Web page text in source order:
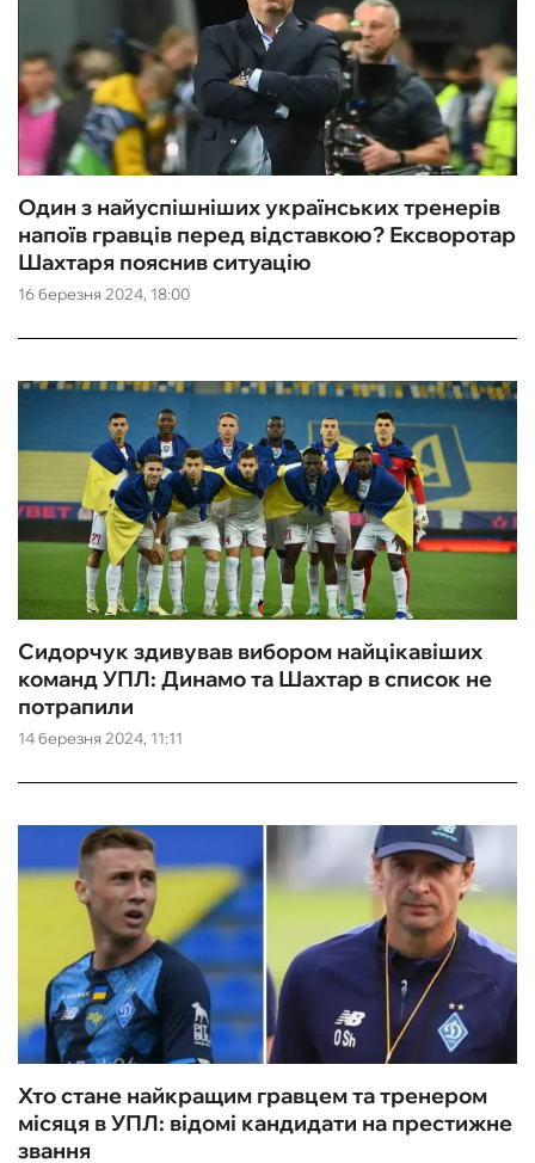
16 березня 2024, 18:00
Один з найуспішніших українських тренерів
напоїв гравців перед відставкою? Ексворотар
Шахтаря пояснив ситуацію
14 березня 2024, 11:11
Сидорчук здивував вибором найцікавіших
команд УПЛ: Динамо та Шахтар в список не
потрапили
Хто стане найкращим гравцем та тренером
місяця в УПЛ: відомі кандидати на престижне
звання